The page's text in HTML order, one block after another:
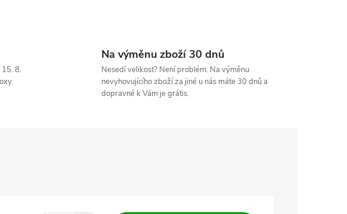
8.
Na výměnu zboží 30 dnů
Nesedí velikost? Není problém. Na výměnu
nevyhovujícího zboží za jiné u nás máte 30 dnů a
dopravné k Vám je grátis.